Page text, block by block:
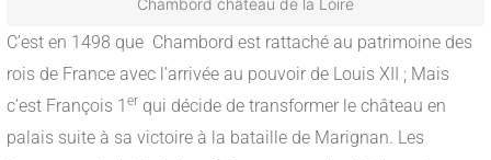
Chambord château de la Loire
C’est en 1498 que Chambord est rattaché au patrimoine des
rois de France avec l’arrivée au pouvoir de Louis XII ; Mais
c’est François 1 er qui décide de transformer le château en
palais suite à sa victoire à la bataille de Marignan. Les